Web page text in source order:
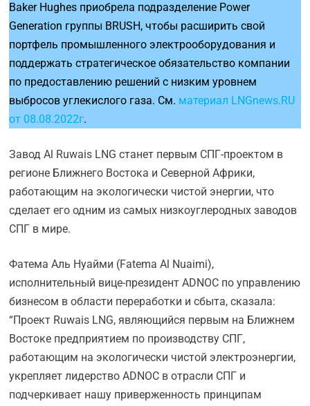
Baker Hughes приобрела подразделение Power
Generation группы BRUSH, чтобы расширить свой
портфель промышленного электрооборудования и
поддержать стратегическое обязательство компании
по предоставлению решений с низким уровнем
выбросов углекислого газа. См. материал LNGnews.RU
от 08.08.2022г.
Завод Al Ruwais LNG станет первым СПГ-проектом в
регионе Ближнего Востока и Северной Африки,
работающим на экологически чистой энергии, что
сделает его одним из самых низкоуглеродных заводов
СПГ в мире.
Фатема Аль Нуайми (Fatema Al Nuaimi),
исполнительный вице-президент ADNOC по управлению
бизнесом в области переработки и сбыта, сказала:
“Проект Ruwais LNG, являющийся первым на Ближнем
Востоке предприятием по производству СПГ,
работающим на экологически чистой электроэнергии,
укрепляет лидерство ADNOC в отрасли СПГ и
подчеркивает нашу приверженность принципам